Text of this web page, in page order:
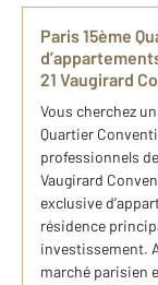
Paris 15ème
21 Vaugirard
Vous cherchez
Quartier
professionnels
Vaugirard
exclusive
résidence
investissement.
marché parisien